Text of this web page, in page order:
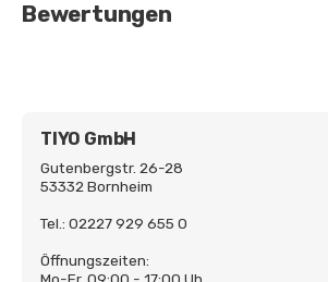
Bewertungen
TIYO GmbH
Gutenbergstr. 26-28
53332 Bornheim
Tel.: 02227 929 655 0
Öffnungszeiten:
Mo-Fr. 09:00 - 17:00 Uh